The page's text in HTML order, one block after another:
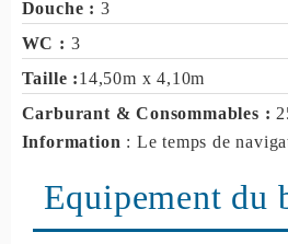
Douche : 3
WC : 3
Taille :14,50m x 4,10m
Carburant & Consommables :
Information : Le temps de
Equipement du